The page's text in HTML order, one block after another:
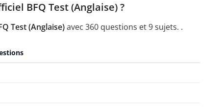
BFQ Test (Anglaise) ?
Test (Anglaise)avec 360 questions et 9 sujets. .